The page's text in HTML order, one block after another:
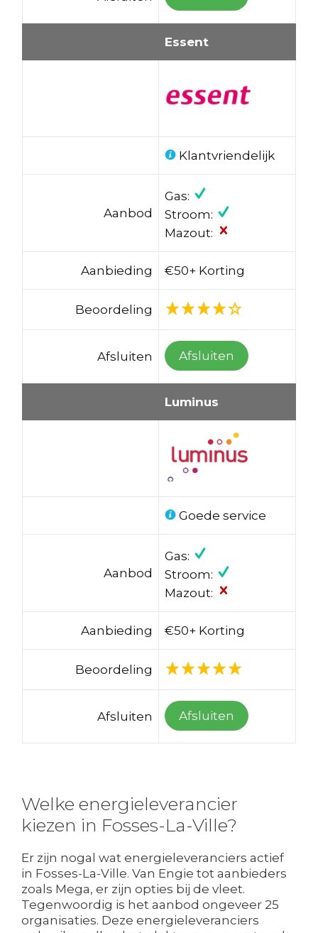
Essent
Klantvriendelijk
Aanbod
Gas:
Stroom:
Mazout:
Aanbieding €50+ Korting
Beoordeling
Afsluiten Afsluiten
Luminus
Goede service
Aanbod
Gas:
Stroom:
Mazout:
Aanbieding €50+ Korting
Beoordeling
Afsluiten Afsluiten
Welke energieleverancier
kiezen in Fosses-La-Ville?
Er zijn nogal wat energieleveranciers actief
in Fosses-La-Ville. Van Engie tot aanbieders
zoals Mega, er zijn opties bij de vleet.
Tegenwoordig is het aanbod ongeveer 25
organisaties. Deze energieleveranciers